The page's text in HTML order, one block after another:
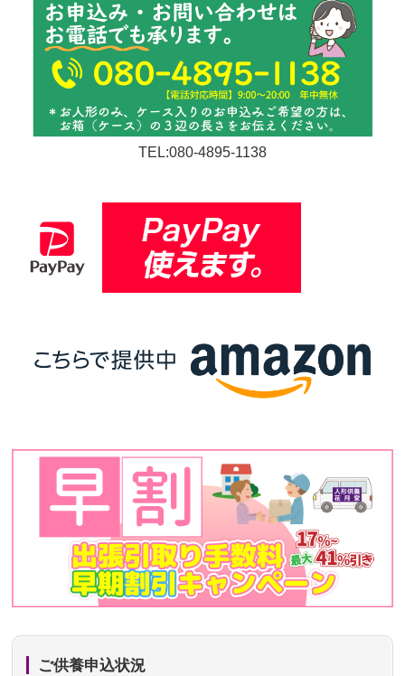
TEL:080-4895-1138
ご供養申込状況